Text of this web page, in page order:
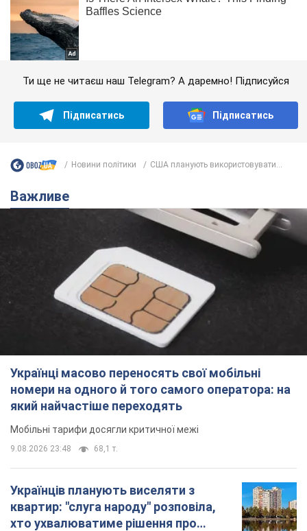
Ти ще не читаєш наш Telegram? А даремно! Підписуйся
Підписатись Підписатись
Новини політики США планують використовувати...
Важливе
Українці масово переносять свої мобільні
номери на одного й того самого оператора: на
який найчастіше переходять
Мобільні тарифи досягли критичної межі
9.08.2026 23:48 68,1 т.
Українців планують виселяти з
квартир: "слуга народу" розповіла,
хто ухвалюватиме рішення про